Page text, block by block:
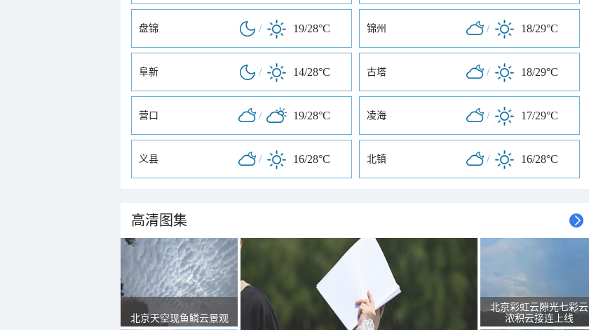
盘锦 / 19/28°C 锦州 / 18/29°C
阜新 / 14/28°C 古塔 / 18/29°C
营口 / 19/28°C 凌海 / 17/29°C
义县 / 16/28°C 北镇 / 16/28°C
高清图集
北京天空现鱼鳞云景观
北京彩虹云隙光七彩云
浓积云接连上线